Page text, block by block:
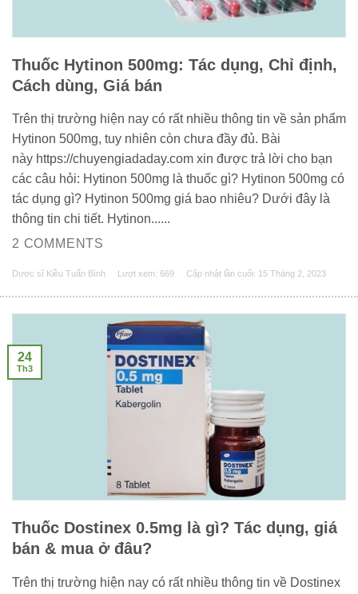
Thuốc Hytinon 500mg: Tác dụng, Chỉ định,
Cách dùng, Giá bán
Trên thị trường hiện nay có rất nhiều thông tin về sản phẩm
Hytinon 500mg, tuy nhiên còn chưa đầy đủ. Bài
này https://chuyengiadaday.com xin được trả lời cho bạn
các câu hỏi: Hytinon 500mg là thuốc gì? Hytinon 500mg có
tác dụng gì? Hytinon 500mg giá bao nhiêu? Dưới đây là
thông tin chi tiết. Hytinon......
2 COMMENTS
Dược sĩ Kiều Tuấn Bình Lượt xem: 669 Cập nhật lần cuối: 15 Tháng 2, 2023
Thuốc Dostinex 0.5mg là gì? Tác dụng, giá
bán & mua ở đâu?
Trên thị trường hiện nay có rất nhiều thông tin về Dostinex
24
Th3